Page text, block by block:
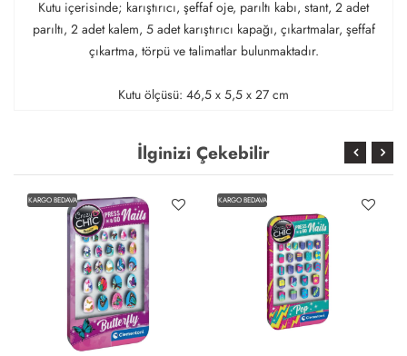
Kutu içerisinde; karıştırıcı, şeffaf oje, parıltı kabı, stant, 2 adet
parıltı, 2 adet kalem, 5 adet karıştırıcı kapağı, çıkartmalar, şeffaf
çıkartma, törpü ve talimatlar bulunmaktadır.
Kutu ölçüsü: 46,5 x 5,5 x 27 cm
İlginizi Çekebilir
KARGO BEDAVA KARGO BEDAVA